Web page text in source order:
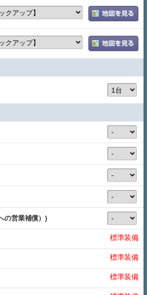
の営業補償）)
標準装備
標準装備
標準装備